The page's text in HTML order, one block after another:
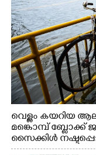
വെള്ളം കയറിയ
മങ്കൊമ്പ് ബ്ലോക്ക്
സൈക്കിൾ
കൈവരിയിൽ